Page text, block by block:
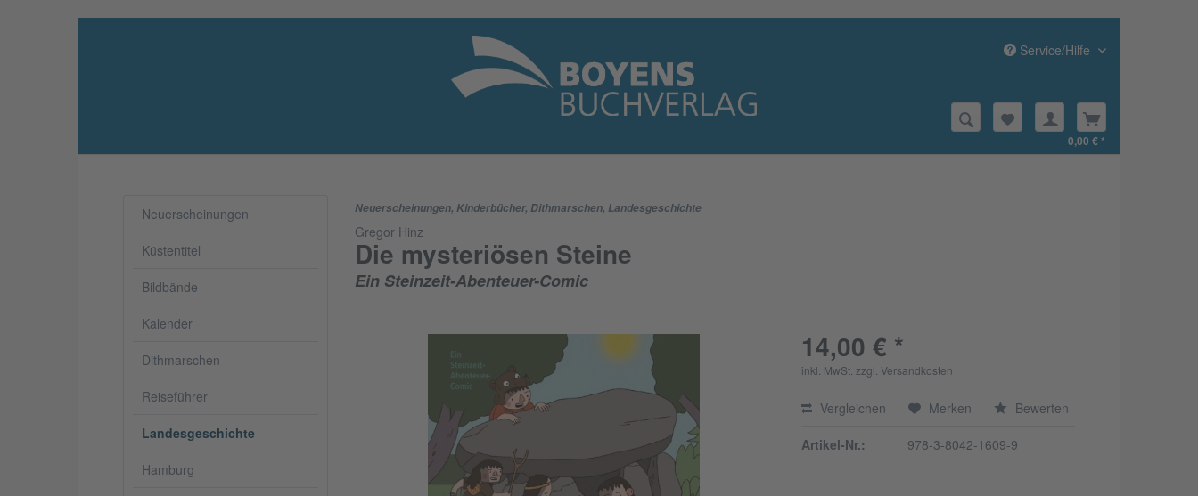
Service/Hilfe
0,00 € *
Neuerscheinungen
Küstentitel
Bildbände
Kalender
Dithmarschen
Reiseführer
Landesgeschichte
Hamburg
Neuerscheinungen, Kinderbücher, Dithmarschen, Landesgeschichte
Gregor Hinz
Die mysteriösen Steine
Ein Steinzeit-Abenteuer-Comic
14,00 € *
inkl. MwSt. zzgl. Versandkosten
Vergleichen Merken Bewerten
Artikel-Nr.: 978-3-8042-1609-9